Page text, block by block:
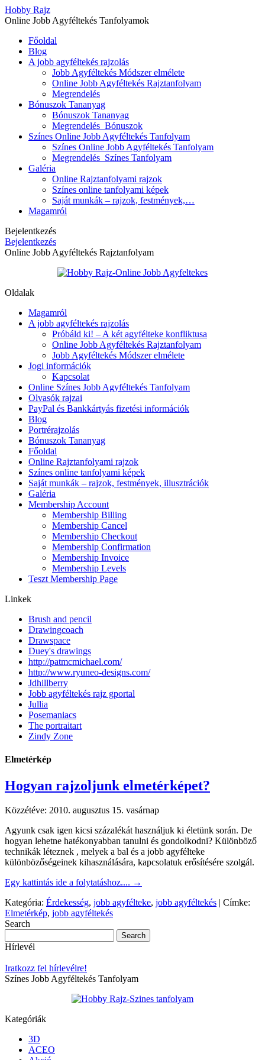
Hobby Rajz
Online Jobb Agyféltekés Tanfolyamok
Főoldal
Blog
A jobb agyféltekés rajzolás
Jobb Agyféltekés Módszer elmélete
Online Jobb Agyféltekés Rajztanfolyam
Megrendelés
Bónuszok Tananyag
Bónuszok Tananyag
Megrendelés_Bónuszok
Színes Online Jobb Agyféltekés Tanfolyam
Színes Online Jobb Agyféltekés Tanfolyam
Megrendelés_Színes Tanfolyam
Galéria
Online Rajztanfolyami rajzok
Színes online tanfolyami képek
Saját munkák – rajzok, festmények,…
Magamról
Bejelentkezés
Bejelentkezés
Online Jobb Agyféltekés Rajztanfolyam
Oldalak
Magamról
A jobb agyféltekés rajzolás
Próbáld ki! – A két agyfélteke konfliktusa
Online Jobb Agyféltekés Rajztanfolyam
Jobb Agyféltekés Módszer elmélete
Jogi információk
Kapcsolat
Online Színes Jobb Agyféltekés Tanfolyam
Olvasók rajzai
PayPal és Bankkártyás fizetési információk
Blog
Portrérajzolás
Bónuszok Tananyag
Főoldal
Online Rajztanfolyami rajzok
Színes online tanfolyami képek
Saját munkák – rajzok, festmények, illusztrációk
Galéria
Membership Account
Membership Billing
Membership Cancel
Membership Checkout
Membership Confirmation
Membership Invoice
Membership Levels
Teszt Membership Page
Linkek
Brush and pencil
Drawingcoach
Drawspace
Duey's drawings
http://patmcmichael.com/
http://www.ryuneo-designs.com/
Jdhillberry
Jobb agyféltekés rajz gportal
Jullia
Posemaniacs
The portraitart
Zindy Zone
Elmetérkép
Hogyan rajzoljunk elmetérképet?
Közzétéve: 2010. augusztus 15. vasárnap
Agyunk csak igen kicsi százalékát használjuk ki életünk során. De
hogyan lehetne hatékonyabban tanulni és gondolkodni? Különböző
technikák léteznek , melyek a bal és a jobb agyfélteke
különbözőségeinek kihasználására, kapcsolatuk erősítésére szolgál.
Egy kattintás ide a folytatáshoz.... →
Kategória: Érdekesség, jobb agyfélteke, jobb agyféltekés | Címke:
Elmetérkép, jobb agyféltekés
Search
Hírlevél
Iratkozz fel hírlevélre!
Színes Jobb Agyféltekés Tanfolyam
Kategóriák
3D
ACEO